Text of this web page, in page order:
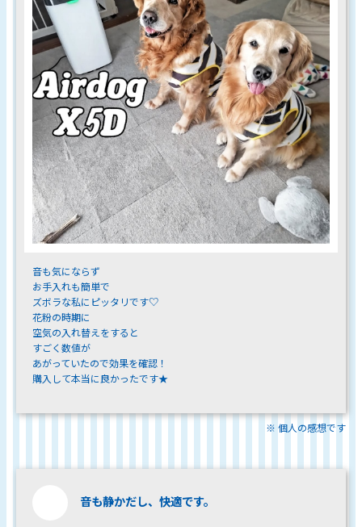
音も気にならず
お手入れも簡単で
ズボラな私にピッタリです♡
花粉の時期に
空気の入れ替えをすると
すごく数値が
あがっていたので効果を確認！
購入して本当に良かったです★
※ 個人の感想です
音も静かだし、快適です。